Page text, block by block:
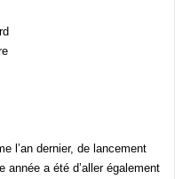
l’an dernier, de lancement
a été d’aller également